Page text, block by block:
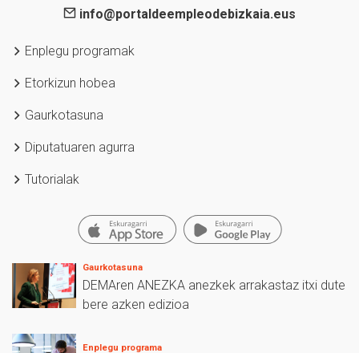
info@portaldeempleodebizkaia.eus
Enplegu programak
Etorkizun hobea
Gaurkotasuna
Diputatuaren agurra
Tutorialak
Gaurkotasuna
DEMAren ANEZKA anezkek arrakastaz itxi dute
bere azken edizioa
Enplegu programa